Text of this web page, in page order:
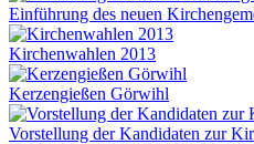
Einführung des neuen
Kirchenwahlen 2013
Kerzengießen Görwihl
Vorstellung der Kandidaten zur